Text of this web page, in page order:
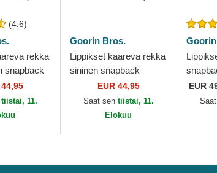
(4.6)
rekka
snapback
The Farm
44,95
tiistai, 11.
Goorin Bros.
Lippikset kaareva rekka
sininen snapback
Panther The Farm
Goorin Bros.
EUR 44,95
Saat sen tiistai, 11.
Elokuu
The
Farm
EUR